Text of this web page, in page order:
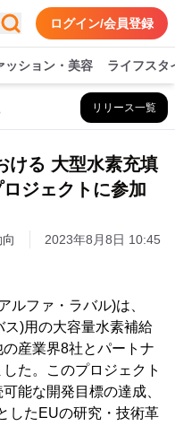
ログイン/会員登録
ッション・美容 ライフスタ
リリース一覧
ける 大型水素充填
ジェクトに参加
2023年8月8日 10:45
ルファ・ラバル)は、
)用の大容量水素補給
産業界8社とパートナ
た。このプロジェクト
能な開発目標の達成、
したEUの研究・技術革